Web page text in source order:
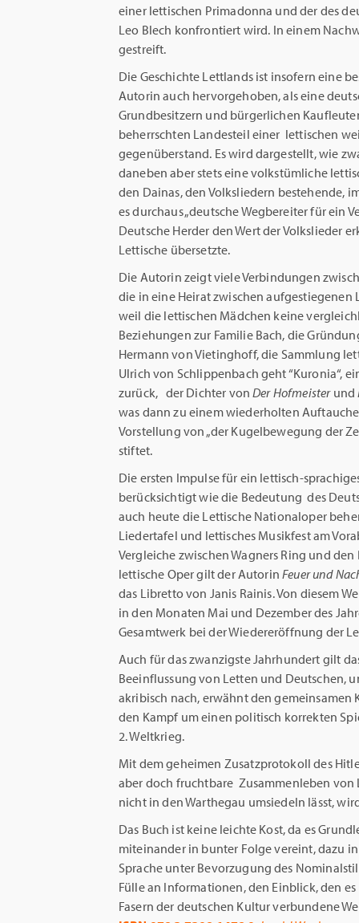
einer lettischen Primadonna und der des
Leo Blech konfrontiert wird. In einem
gestreift.
Die Geschichte Lettlands ist insofern eine
Autorin auch hervorgehoben, als eine
Grundbesitzern und bürgerlichen
beherrschten Landesteil einer lettischen
gegenüberstand. Es wird dargestellt, wie
daneben aber stets eine volkstümliche
den Dainas, den Volksliedern bestehende,
es durchaus „deutsche Wegbereiter für ein
Deutsche Herder den Wert der Volkslieder
Lettische übersetzte.
Die Autorin zeigt viele Verbindungen
die in eine Heirat zwischen
weil die lettischen Mädchen keine
Beziehungen zur Familie Bach, die
Hermann von Vietinghoff, die Sammlung
Ulrich von Schlippenbach geht “Kuronia“,
zurück, der Dichter vonDer Hofmeisterund
was dann zu einem wiederholten
Vorstellung von „der Kugelbewegung der
stiftet.
Die ersten Impulse für ein lettisch-
berücksichtigt wie die Bedeutung des
auch heute die Lettische Nationaloper
Liedertafel und lettisches Musikfest am
Vergleiche zwischen Wagners Ring und
lettische Oper gilt der AutorinFeuer und
das Libretto von Janis Rainis. Von diesem
in den Monaten Mai und Dezember des
Gesamtwerk bei der Wiedereröffnung der
Auch für das zwanzigste Jahrhundert gilt
Beeinflussung von Letten und Deutschen,
akribisch nach, erwähnt den
den Kampf um einen politisch korrekten
2. Weltkrieg.
Mit dem geheimen Zusatzprotokoll des
aber doch fruchtbare Zusammenleben von
nicht in den Warthegau umsiedeln lässt,
Das Buch ist keine leichte Kost, da es
miteinander in bunter Folge vereint, dazu
Sprache unter Bevorzugung des
Fülle an Informationen, den Einblick, den
Fasern der deutschen Kultur verbundene